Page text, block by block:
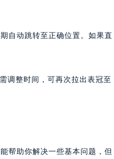
约）
自动跳转至正确位置。如果直
调整时间，可再次拉出表冠至
帮助你解决一些基本问题，但